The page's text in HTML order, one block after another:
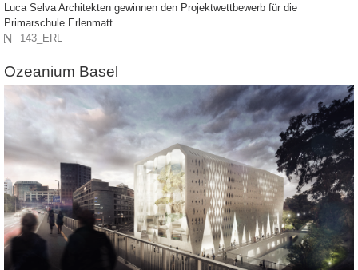
Luca Selva Architekten gewinnen den Projektwettbewerb für die
Primarschule Erlenmatt.
N 143_ERL
Ozeanium Basel